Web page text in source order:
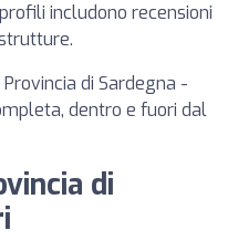
includono recensioni
di Sardegna -
dentro e fuori dal
di